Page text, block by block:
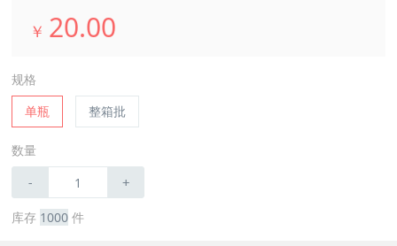
￥ 20.00
规格
单瓶
整箱批
数量
- +
库存 1000 件